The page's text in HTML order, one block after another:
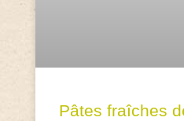
Pâtes fraîches